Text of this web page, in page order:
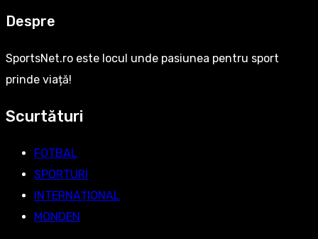
Despre
SportsNet.ro este locul unde pasiunea pentru sport
prinde viață!
Scurtături
FOTBAL
SPORTURI
INTERNAȚIONAL
MONDEN